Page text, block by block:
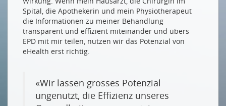
Spital, die Apothekerin und mein Physiotherapeut
die Informationen zu meiner Behandlung
transparent und effizient miteinander und übers
EPD mit mir teilen, nutzen wir das Potenzial von
eHealth erst richtig.
«Wir lassen grosses Potenzial
ungenutzt, die Effizienz unseres